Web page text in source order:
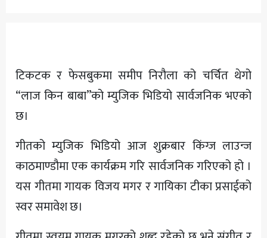
टिकटक र फेसबुकमा समीप निरौला को चर्चित थेगो
“लाज किन बाबा”को म्युजिक भिडियो सार्वजनिक भएको
छ।
गीतको म्युजिक भिडियो आज शुक्रबार किंग्ज लाउन्ज
काठमाण्डौमा एक कार्यक्रम गरि सार्वजनिक गरिएको हो ।
यस गीतमा गायक विजय मगर र गायिका टीका प्रसाईको
स्वर समावेश छ।